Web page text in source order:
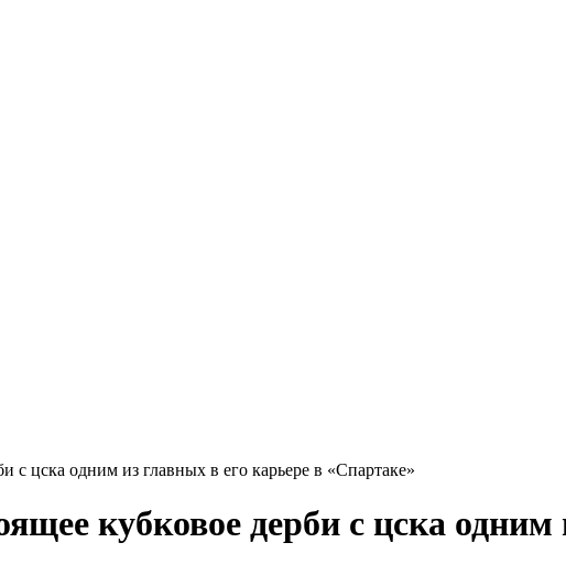
с цска одним из главных в его карьере в «Спартаке»
кубковое дерби с цска